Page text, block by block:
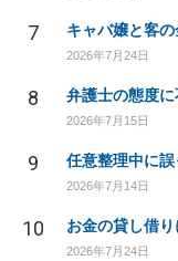
7 キャバ嬢と客
2026年7月24日
8 弁護士の態度
2026年7月15日
9 任意整理中に
2026年7月14日
10 お金の貸し借
2026年7月24日